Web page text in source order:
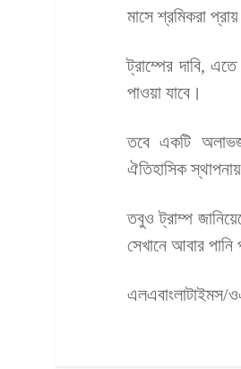
মাসে শ্রমিকরা
ট্রাম্পের দাবি,
পাওয়া যাবে।
তবে একটি
ঐতিহাসিক
তবুও ট্রাম্প
সেখানে আবার
এলএবাংলাটাইমস/